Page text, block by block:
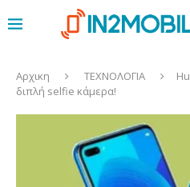
Αρχικη ΤΕΧΝΟΛΟΓΙΑ
διπλή selfie κάμερα!